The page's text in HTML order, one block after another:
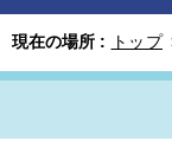
現在の場所 : トップ